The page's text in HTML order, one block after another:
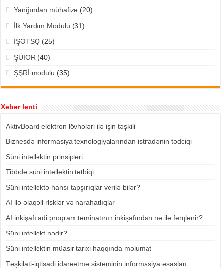
Yanğından mühafizə(20)
İlk Yardım Modulu (31)
İŞƏTSQ(25)
ŞÜİOR (40)
ŞŞRİ modulu (35)
Xəbər lenti
AktivBoard elektron lövhələri ilə işin təşkili
Biznesdə informasiya texnologiyalarından istifadənin tədqiqi
Süni intellektin prinsipləri
Tibbdə süni intellektin tətbiqi
Süni intellektə hansı tapşırıqlar verilə bilər?
AI ilə əlaqəli risklər və narahatlıqlar
AI inkişafı adi proqram təminatının inkişafından nə ilə fərqlənir?
Süni intellekt nədir?
Süni intellektin müasir tarixi haqqında məlumat
Təşkilati-iqtisadi idarəetmə sisteminin informasiya əsasları